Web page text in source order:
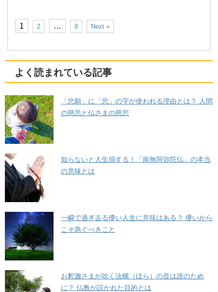
1 2 … 8 Next »
よく読まれている記事
「悲願」に「悲」の字が使われる理由とは？ 人間
の慈悲と仏さまの慈悲
知らないと人生損する！「南無阿弥陀仏」の本当
の意味とは
一瞬で過ぎ去る儚い人生に意味はある？ 儚いから
こそ急ぐべきこと
お釈迦さまが吹く法螺（ほら）の音は誰のため
に？ 仏教が説かれた目的とは